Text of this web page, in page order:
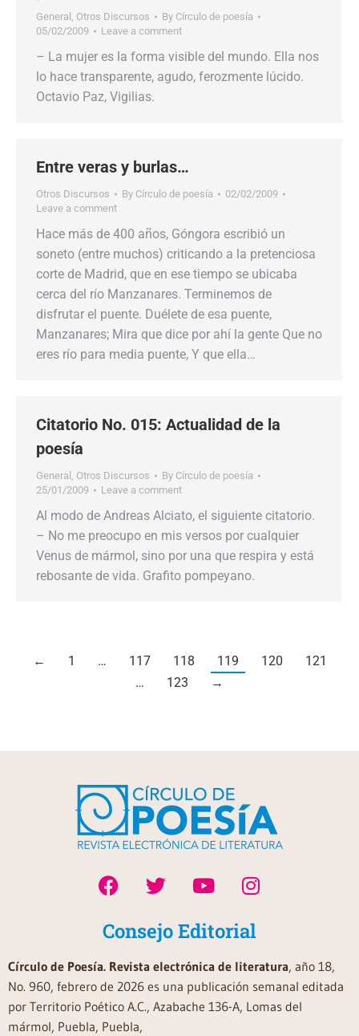
General , Otros Discursos By Círculo de poesía
05/02/2009
Leave a comment
– La mujer es la forma visible del mundo. Ella nos
lo hace transparente, agudo, ferozmente lúcido.
Octavio Paz, Vigilias.
Entre veras y burlas…
Otros Discursos By Círculo de poesía
02/02/2009
Leave a comment
Hace más de 400 años, Góngora escribió un
soneto (entre muchos) criticando a la pretenciosa
corte de Madrid, que en ese tiempo se ubicaba
cerca del río Manzanares. Terminemos de
disfrutar el puente. Duélete de esa puente,
Manzanares; Mira que dice por ahí la gente Que no
eres río para media puente, Y que ella…
Citatorio No. 015: Actualidad de la
poesía
General , Otros Discursos By Círculo de poesía
25/01/2009
Leave a comment
Al modo de Andreas Alciato, el siguiente citatorio.
– No me preocupo en mis versos por cualquier
Venus de mármol, sino por una que respira y está
rebosante de vida. Grafito pompeyano.
← 1 … 117 118 119 120
121
…
123 →
Consejo Editorial
Círculo de Poesía. Revista electrónica de literatura, año 18,
No. 960, febrero de 2026 es una publicación semanal editada
por Territorio Poético A.C., Azabache 136-A, Lomas del
mármol, Puebla, Puebla,